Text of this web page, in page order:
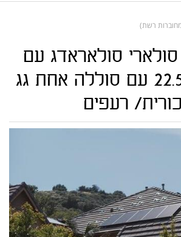
רשת)
סולארי סולאראדג עם
אגירה 22.5KW עם סוללה אחת גג
רעפים